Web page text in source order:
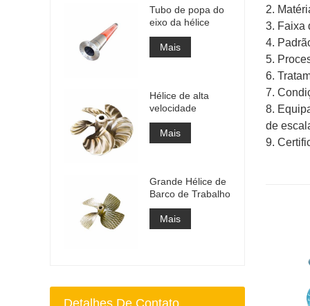
2.
3. Faixa
4.
5.
6.
7.
8.
de
9.
Tubo de popa do
eixo da hélice
Mais
Hélice de alta
velocidade
Mais
Grande Hélice de
Barco de Trabalho
Mais
Detalhes De Contato